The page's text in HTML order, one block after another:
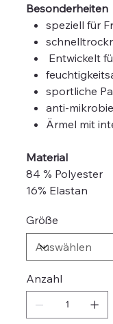
Besonderheiten
speziell für
Entwickelt
sportliche
anti-
Ärmel mit
Material
84 % Polyester
16% Elastan
Größe
Anzahl